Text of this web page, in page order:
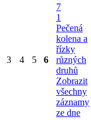
3 4 5 6
7
1
Pečená
kolena a
řízky
různých
druhů
Zobrazit
všechny
záznamy
ze dne